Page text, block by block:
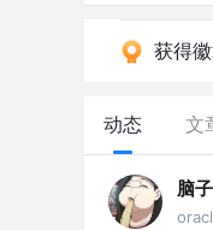
获得
动态 文
脑